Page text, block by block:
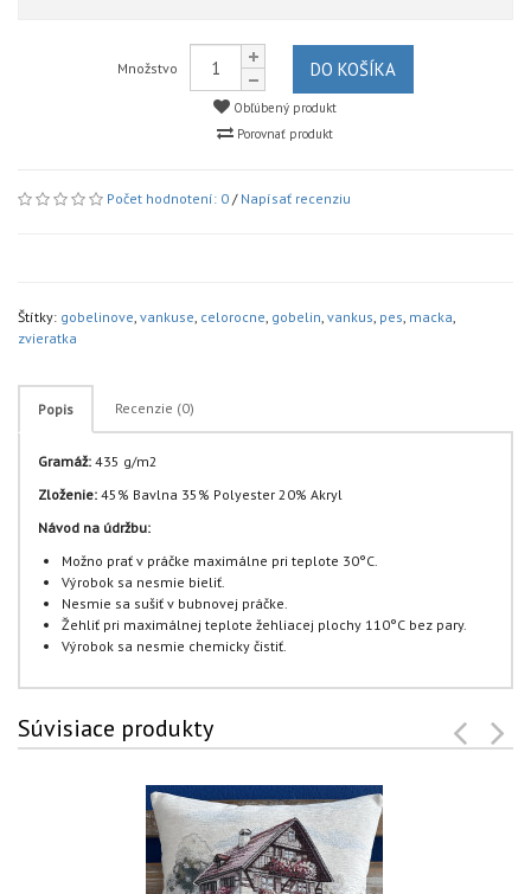
Množstvo DO KOŠÍKA
Obľúbený produkt
Porovnať produkt
Počet hodnotení: 0 / Napísať recenziu
Štítky: gobelinove, vankuse, celorocne, gobelin, vankus, pes, macka,
zvieratka
Popis Recenzie (0)
Gramáž: 435 g/m2
Zloženie: 45% Bavlna 35% Polyester 20% Akryl
Návod na údržbu:
Možno prať v práčke maximálne pri teplote 30°C.
Výrobok sa nesmie bieliť.
Nesmie sa sušiť v bubnovej práčke.
Žehliť pri maximálnej teplote žehliacej plochy 110°C bez pary.
Výrobok sa nesmie chemicky čistiť.
Súvisiace produkty